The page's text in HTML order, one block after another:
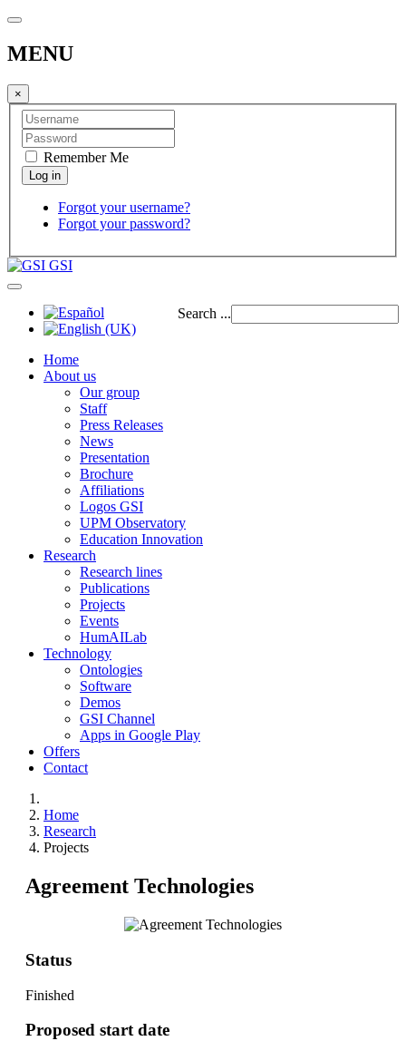
MENU
×
Remember Me
Forgot your username?
Forgot your password?
GSI
Search ...
Home
About us
Our group
Staff
Press Releases
News
Presentation
Brochure
Affiliations
Logos GSI
UPM Observatory
Education Innovation
Research
Research lines
Publications
Projects
Events
HumAILab
Technology
Ontologies
Software
Demos
GSI Channel
Apps in Google Play
Offers
Contact
Home
Research
Projects
Agreement Technologies
Status
Finished
Proposed start date